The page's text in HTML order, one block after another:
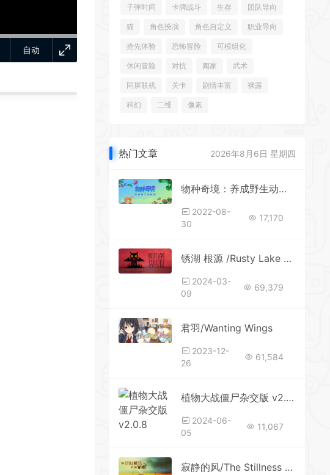
自动
子弹时间 卡牌战斗 生存 团队导向
猫 角色扮演 角色自定义 职业导向
抢先体验 恐怖冒险 可模组化
休闲冒险 对抗 阖家 武术
同屏联机 关卡 剧情丰富 裸露
科幻 二维 像素
热门文章 2026年8月6日 星期四
物种奇境：养成野生动植物（Build.9339196-1.15.6）
2022-08-
30
17,170
锈湖 根源 /Rusty Lake Paradise
2024-03-
09
69,379
君羽/Wanting Wings
2023-12-
26
61,584
植物大战僵尸杂交版 v2.0.8
2024-06-
05
11,067
寂静的风/The Stillness of the Wind